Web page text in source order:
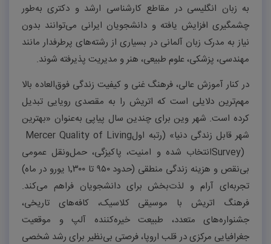
به زبان انگلیسی در مقاطع کارشناسی ارشد و دکتری به‌طور
چشمگیری افزایش یافته و دانشجویان ایرانی می‌توانند بدون
نیاز به مدرک زبان آلمانی در بسیاری از رشته‌های پرطرفدار مانند
مهندسی، پزشکی، علوم طبیعی، هنر و مدیریت پذیرفته شوند.
در کنار آموزش عالی، فرهنگ غنی و کیفیت زندگی فوق‌العاده بالا
مهم‌ترین دلایلی است که اتریش را به مقصدی رویایی تبدیل
کرده است. شهر وین برای چندین سال پیاپی به‌عنوان «بهترین
شهر قابل زندگی دنیا» (رتبه اولMercer Quality of Living
Survey)انتخاب شده و امنیت، پاکیزگی، حمل‌ونقل عمومی
بی‌نقص و هزینه زندگی منطقی (حدود۹۵۰ تا ۱٬۳۰۰ یورو در ماه)
تجربه‌ای آرام و لذت‌بخش برای دانشجویان فراهم می‌کند.
فرهنگ اتریش با موسیقی کلاسیک، کافه‌های تاریخی،
جشنواره‌های متعدد، طبیعت خیره‌کننده آلپ و موقعیت
جغرافیایی مرکزی در قلب اروپا، فرصتی بی‌نظیر برای رشد شخصی